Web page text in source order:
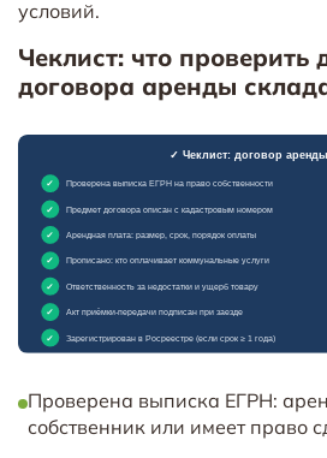
условий.
Чеклист: что проверить
договора аренды
Проверена выписка ЕГРН:
собственник или имеет право